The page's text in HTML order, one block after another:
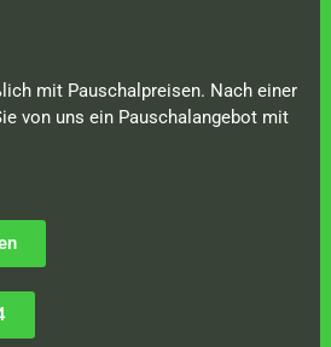
mit Pauschalpreisen. Nach einer
von uns ein Pauschalangebot mit